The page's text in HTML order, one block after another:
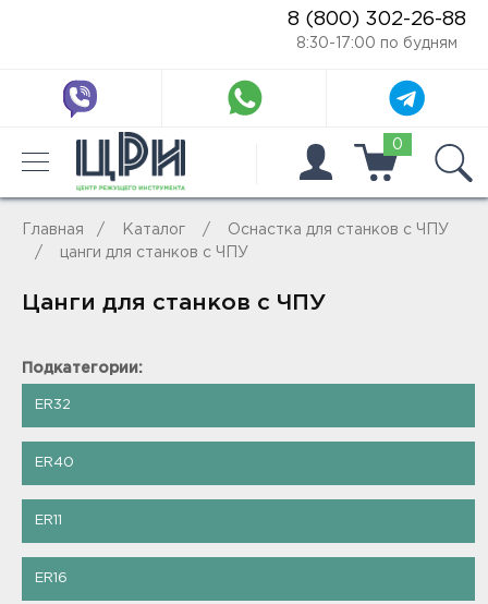
8 (800) 302-26-88
8:30-17:00 по будням
0
Главная Каталог
Оснастка для станков с ЧПУ
цанги для станков с ЧПУ
Цанги для станков с ЧПУ
Подкатегории:
ER32
ER40
ER11
ER16